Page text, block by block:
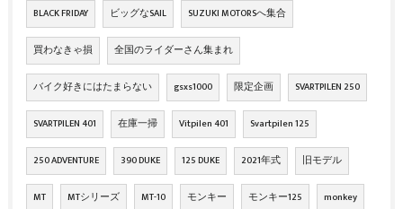
BLACK FRIDAY ビッグなSAIL SUZUKI MOTORSへ集合
買わなきゃ損 全国のライダーさん集まれ
バイク好きにはたまらない gsxs1000 限定企画 SVARTPILEN 250
SVARTPILEN 401 在庫一掃 Vitpilen 401 Svartpilen 125
250 ADVENTURE 390 DUKE 125 DUKE 2021年式 旧モデル
MT MTシリーズ MT-10 モンキー モンキー125 monkey